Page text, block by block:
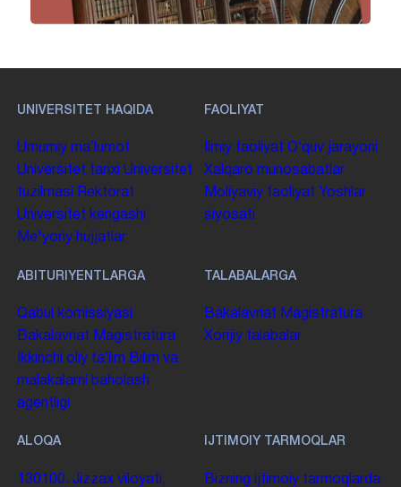
UNIVERSITET HAQIDA
Umumiy maʼlumot
Universitet tarixi Universitet
tuzilmasi
Rektorat
Universitet kengashi
Me'yoriy hujjatlar
FAOLIYAT
Ilmiy faoliyat Oʻquv jarayoni
Xalqaro munosabatlar
Moliyaviy faoliyat Yoshlar
siyosati
ABITURIYENTLARGA
Qabul komissiyasi
Bakalavriat Magistratura
Ikkinchi oliy taʼlim Bilim va
malakalarni baholash
agentligi
TALABALARGA
Bakalavriat Magistratura
Xorijiy talabalar
ALOQA
130100. Jizzax viloyati,
IJTIMOIY TARMOQLAR
Bizning ijtimoiy tarmoqlarda